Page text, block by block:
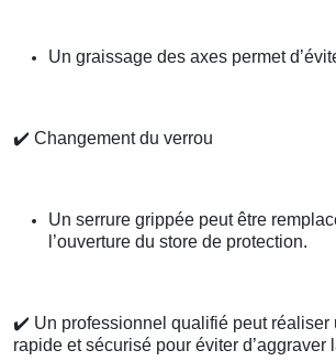
Un graissage des axes permet
✔️ Changement du verrou
Un serrure grippée peut être
l’ouverture du store de protection.
✔️ Un professionnel qualifié peut réaliser
rapide et sécurisé pour éviter d’aggraver